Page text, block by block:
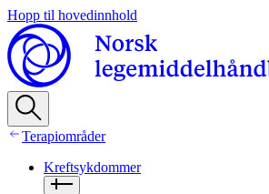
Hopp til hovedinnhold
Terapiområder
Kreftsykdommer